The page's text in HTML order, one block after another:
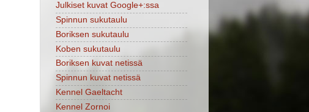
Julkiset kuvat Google+:ssa
Spinnun sukutaulu
Boriksen sukutaulu
Koben sukutaulu
Boriksen kuvat netissä
Spinnun kuvat netissä
Kennel Gaeltacht
Kennel Zornoi